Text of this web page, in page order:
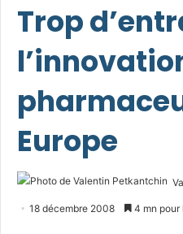
Trop
Europe
18 décembre 2008 4 mn